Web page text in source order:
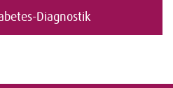
Diagnostik